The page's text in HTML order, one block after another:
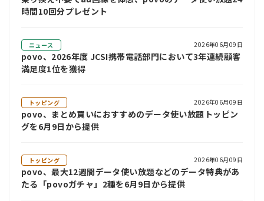
時間10回分プレゼント
ニュース 2026年06月09日
povo、2026年度 JCSI携帯電話部門において3年連続顧客
満足度1位を獲得
トッピング 2026年06月09日
povo、まとめ買いにおすすめのデータ使い放題トッピン
グを6月9日から提供
トッピング 2026年06月09日
povo、最大12週間データ使い放題などのデータ特典があ
たる「povoガチャ」2種を6月9日から提供